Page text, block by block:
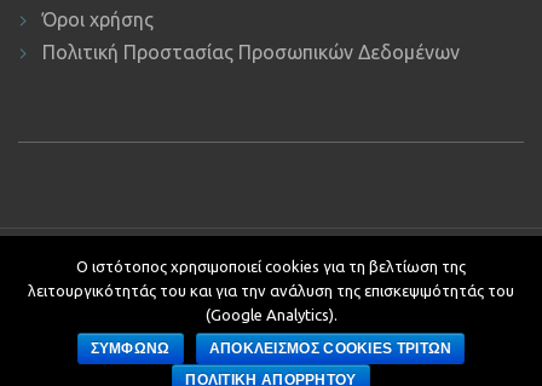
Όροι χρήσης
Πολιτική Προστασίας Προσωπικών Δεδομένων
Copyright © 2019 ΕΚΔΔΑ.Υποστήριξη ιστοτόπου: Τμήμα
Εφαρμογών Πληροφορικής.
Κείμενα - Επιμέλεια: Αυτοτελές Τμήμα Επικοινωνίας, Διεθνών και
Δημοσίων Σχέσεων
Development by
Ο ιστότοπος χρησιμοποιεί cookies για τη βελτίωση της
λειτουργικότητάς του και για την ανάλυση της επισκεψιμότητάς του
(Google Analytics).
ΣΥΜΦΩΝΩ
ΑΠΟΚΛΕΙΣΜΟΣ COOKIES ΤΡΙΤΩΝ
ΠΟΛΙΤΙΚΗ ΑΠΟΡΡΗΤΟΥ